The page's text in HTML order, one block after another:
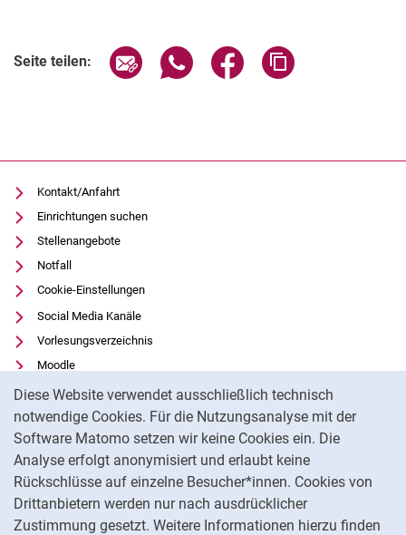
Diese Website verwendet ausschließlich technisch
notwendige Cookies. Für die Nutzungsanalyse mit der
Software Matomo setzen wir keine Cookies ein. Die
Analyse erfolgt anonymisiert und erlaubt keine
Rückschlüsse auf einzelne Besucher*innen. Cookies von
Drittanbietern werden nur nach ausdrücklicher
Zustimmung gesetzt. Weitere Informationen hierzu finden
Seite teilen: Seite über E-Mail teilen
Seite über WhatsApp teilen
Seite über Facebook
Kontakt/Anfahrt
Einrichtungen suchen
Stellenangebote
Notfall
Cookie-Einstellungen
Social Media Kanäle
Vorlesungsverzeichnis
Moodle
Panopto
Universitätsbibliothek
Datenschutz
Barrierefreiheit
Transparenter KI-Einsatz